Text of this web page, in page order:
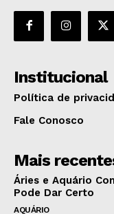
Institucional
Política de
Fale Conosco
Mais
Áries e Aquário
Pode Dar Certo
AQUÁRIO